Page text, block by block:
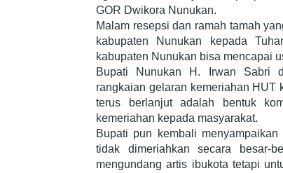
GOR Dwikora Nunukan.
Malam resepsi dan ramah tamah
kabupaten Nunukan kepada
kabupaten Nunukan bisa mencapai
Bupati Nunukan H. Irwan Sabri
rangkaian gelaran kemeriahan HUT
terus berlanjut adalah bentuk
kemeriahan kepada masyarakat.
Bupati pun kembali
tidak dimeriahkan secara besar-
mengundang artis ibukota tetapi